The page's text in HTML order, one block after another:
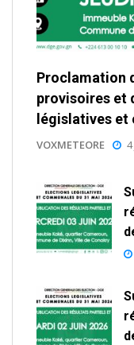
Proclamation
provisoires et
législatives et
VOXMETEORE